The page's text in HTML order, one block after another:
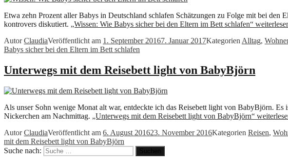
Etwa zehn Prozent aller Babys in Deutschland schlafen Schätzungen zu Folge mit bei
kontrovers diskutiert. „Wissen: Wie Babys sicher bei den Eltern im Bett schlafen“
AutorClaudiaVeröffentlicht am 1. September 20167. Januar 2017Kategorien Alltag,
Babys sicher bei den Eltern im Bett schlafen
Unterwegs mit dem Reisebett light von BabyBjörn
Als unser Sohn wenige Monat alt war, entdeckte ich das Reisebett light von BabyBjörn.
Nickerchen am Nachmittag. „Unterwegs mit dem Reisebett light von BabyBjörn“
AutorClaudiaVeröffentlicht am 6. August 201623. November 2016Kategorien Reisen,
mit dem Reisebett light von BabyBjörn
Suche nach: